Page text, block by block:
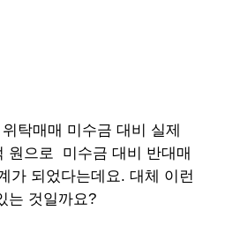
위탁매매 미수금 대비 실제
원으로 미수금 대비 반대매
가 되었다는데요. 대체 이런
는 것일까요?